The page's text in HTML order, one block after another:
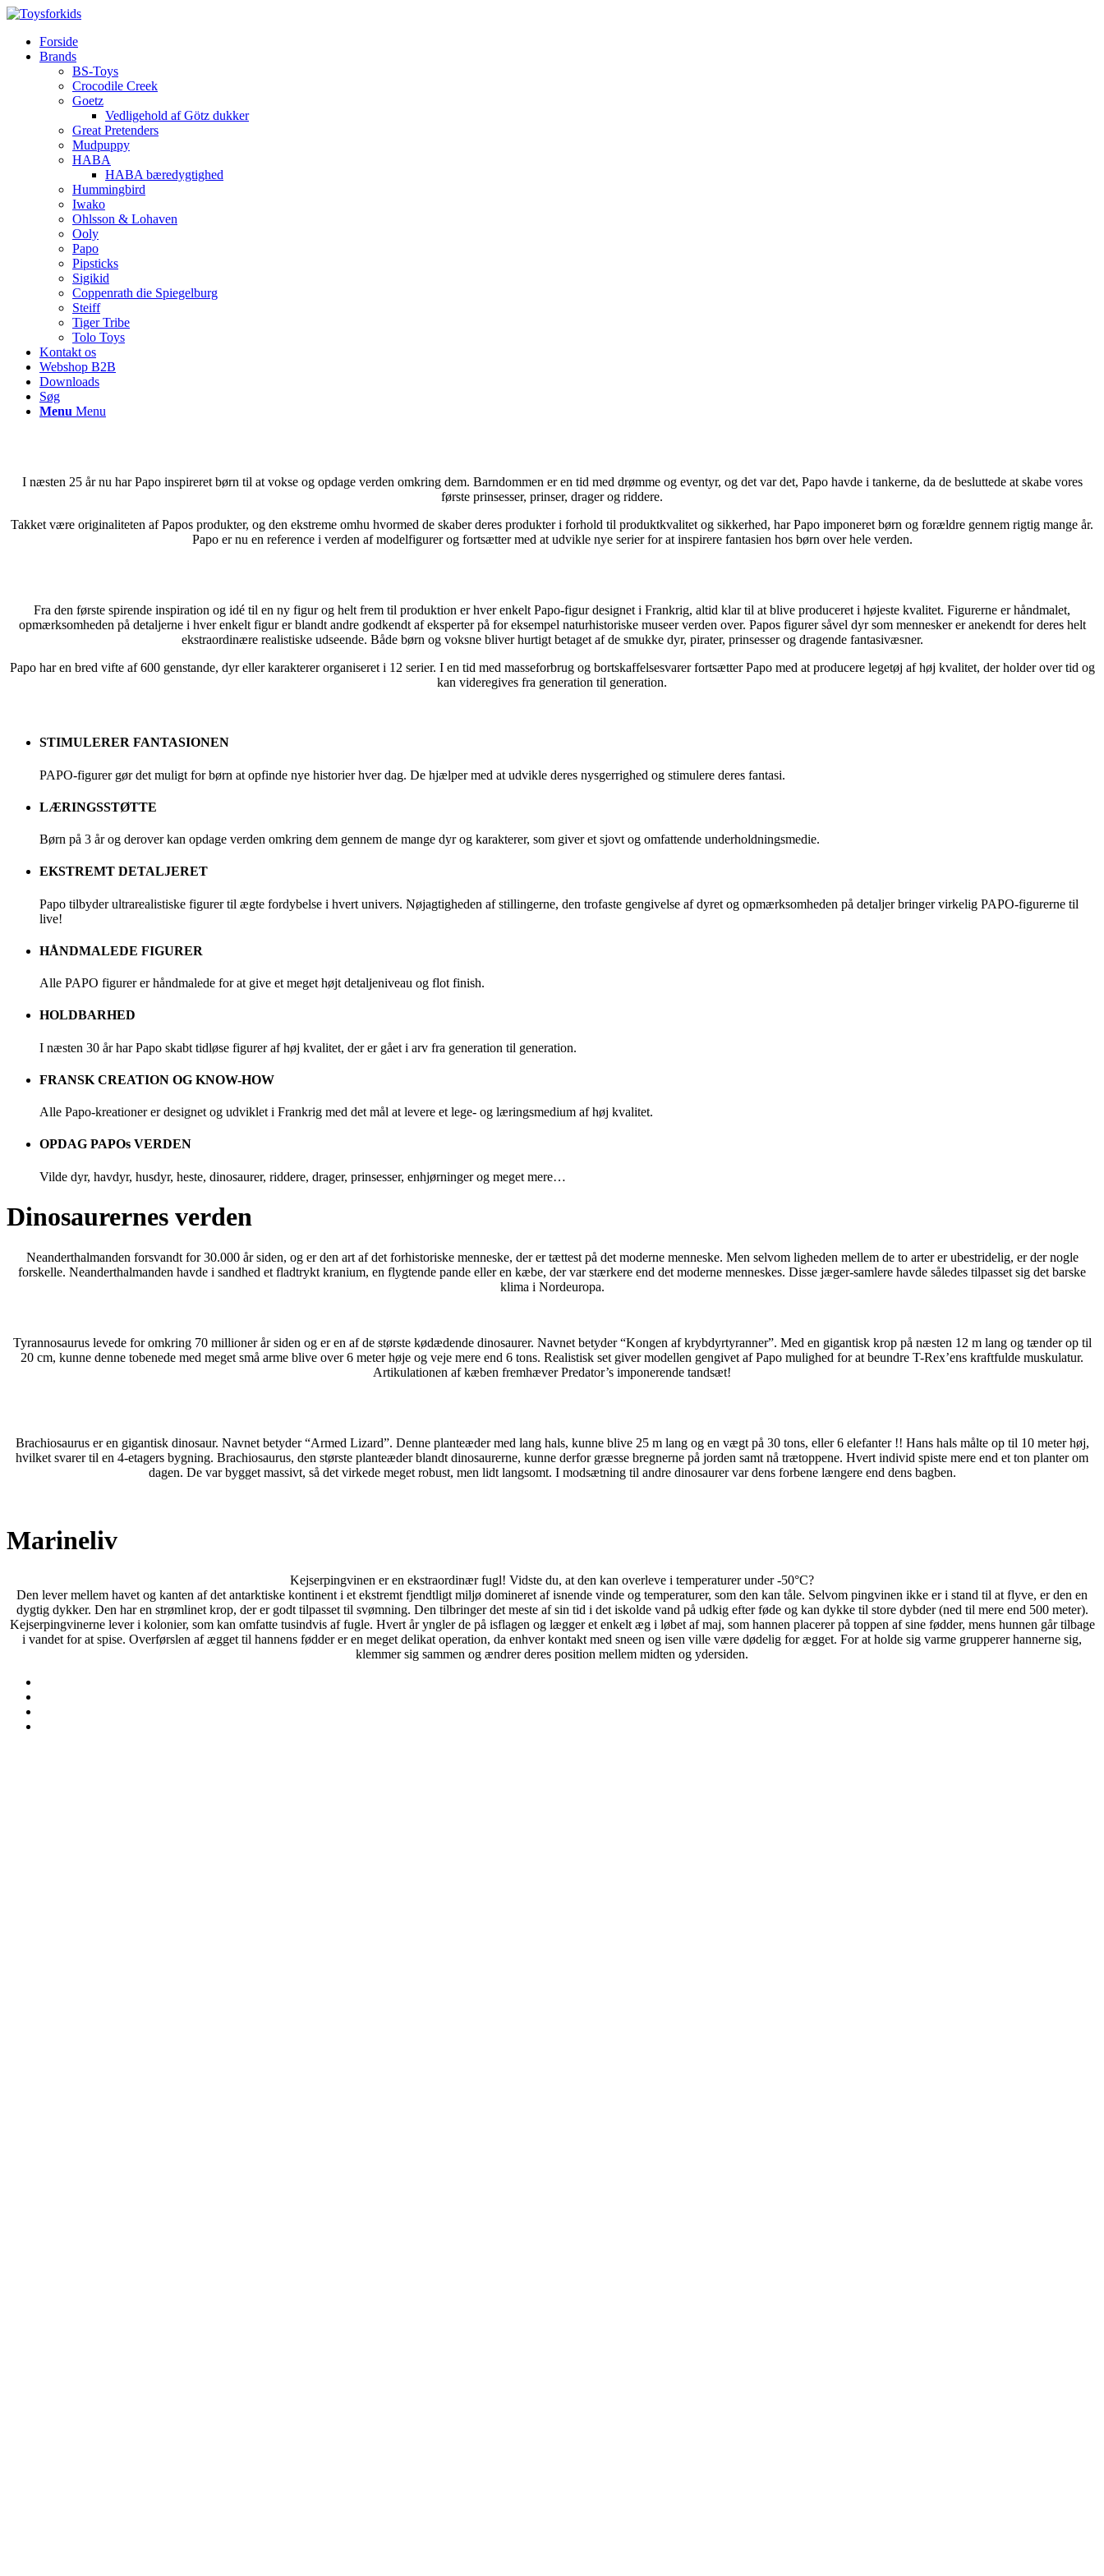
Forside
Brands
BS-Toys
Crocodile Creek
Goetz
Vedligehold af Götz dukker
Great Pretenders
Mudpuppy
HABA
HABA bæredygtighed
Hummingbird
Iwako
Ohlsson & Lohaven
Ooly
Papo
Pipsticks
Sigikid
Coppenrath die Spiegelburg
Steiff
Tiger Tribe
Tolo Toys
Kontakt os
Webshop B2B
Downloads
Søg
Menu Menu
I næsten 25 år nu har Papo inspireret børn til at vokse og opdage verden omkring dem. Barndommen er en tid med drømme og eventyr, og det var det, Papo havde i tankerne, da de besluttede at skabe vores
første prinsesser, prinser, drager og riddere.
Takket være originaliteten af ​​Papos produkter, og den ekstreme omhu hvormed de skaber deres produkter i forhold til produktkvalitet og sikkerhed, har Papo imponeret børn og forældre gennem rigtig mange år.
Papo er nu en reference i verden af ​​modelfigurer og fortsætter med at udvikle nye serier for at inspirere fantasien hos børn over hele verden.
Fra den første spirende inspiration og idé til en ny figur og helt frem til produktion er hver enkelt Papo-figur designet i Frankrig, altid klar til at blive produceret i højeste kvalitet. Figurerne er håndmalet,
opmærksomheden på detaljerne i hver enkelt figur er blandt andre godkendt af eksperter på for eksempel naturhistoriske museer verden over. Papos figurer såvel dyr som mennesker er anekendt for deres helt
ekstraordinære realistiske udseende. Både børn og voksne bliver hurtigt betaget af de smukke dyr, pirater, prinsesser og dragende fantasivæsner.
Papo har en bred vifte af 600 genstande, dyr eller karakterer organiseret i 12 serier. I en tid med masseforbrug og bortskaffelsesvarer fortsætter Papo med at producere legetøj af høj kvalitet, der holder over tid og
kan videregives fra generation til generation.
STIMULERER FANTASIONEN
PAPO-figurer gør det muligt for børn at opfinde nye historier hver dag. De hjælper med at udvikle deres nysgerrighed og stimulere deres fantasi.
LÆRINGSSTØTTE
Børn på 3 år og derover kan opdage verden omkring dem gennem de mange dyr og karakterer, som giver et sjovt og omfattende underholdningsmedie.
EKSTREMT DETALJERET
Papo tilbyder ultrarealistiske figurer til ægte fordybelse i hvert univers. Nøjagtigheden af ​​stillingerne, den trofaste gengivelse af dyret og opmærksomheden på detaljer bringer virkelig PAPO-figurerne til
live!
HÅNDMALEDE FIGURER
Alle PAPO figurer er håndmalede for at give et meget højt detaljeniveau og flot finish.
HOLDBARHED
I næsten 30 år har Papo skabt tidløse figurer af høj kvalitet, der er gået i arv fra generation til generation.
FRANSK CREATION OG KNOW-HOW
Alle Papo-kreationer er designet og udviklet i Frankrig med det mål at levere et lege- og læringsmedium af høj kvalitet.
OPDAG PAPOs VERDEN
Vilde dyr, havdyr, husdyr, heste, dinosaurer, riddere, drager, prinsesser, enhjørninger og meget mere…
Dinosaurernes verden
Neanderthalmanden forsvandt for 30.000 år siden, og er den art af det forhistoriske menneske, der er tættest på det moderne menneske. Men selvom ligheden mellem de to arter er ubestridelig, er der nogle
forskelle. Neanderthalmanden havde i sandhed et fladtrykt kranium, en flygtende pande eller en kæbe, der var stærkere end det moderne menneskes. Disse jæger-samlere havde således tilpasset sig det barske
klima i Nordeuropa.
Tyrannosaurus levede for omkring 70 millioner år siden og er en af ​​de største kødædende dinosaurer. Navnet betyder “Kongen af ​​krybdyrtyranner”. Med en gigantisk krop på næsten 12 m lang og tænder op til
20 cm, kunne denne tobenede med meget små arme blive over 6 meter høje og veje mere end 6 tons. Realistisk set giver modellen gengivet af Papo mulighed for at beundre T-Rex’ens kraftfulde muskulatur.
Artikulationen af ​​kæben fremhæver Predator’s imponerende tandsæt!
Brachiosaurus er en gigantisk dinosaur. Navnet betyder “Armed Lizard”. Denne planteæder med lang hals, kunne blive 25 m lang og en vægt på 30 tons, eller 6 elefanter !! Hans hals målte op til 10 meter høj,
hvilket svarer til en 4-etagers bygning. Brachiosaurus, den største planteæder blandt dinosaurerne, kunne derfor græsse bregnerne på jorden samt nå trætoppene. Hvert individ spiste mere end et ton planter om
dagen. De var bygget massivt, så det virkede meget robust, men lidt langsomt. I modsætning til andre dinosaurer var dens forbene længere end dens bagben.
Marineliv
Kejserpingvinen er en ekstraordinær fugl! Vidste du, at den kan overleve i temperaturer under -50°C?
Den lever mellem havet og kanten af ​​det antarktiske kontinent i et ekstremt fjendtligt miljø domineret af isnende vinde og temperaturer, som den kan tåle. Selvom pingvinen ikke er i stand til at flyve, er den en
dygtig dykker. Den har en strømlinet krop, der er godt tilpasset til svømning. Den tilbringer det meste af sin tid i det iskolde vand på udkig efter føde og kan dykke til store dybder (ned til mere end 500 meter).
Kejserpingvinerne lever i kolonier, som kan omfatte tusindvis af fugle. Hvert år yngler de på isflagen og lægger et enkelt æg i løbet af maj, som hannen placerer på toppen af ​​sine fødder, mens hunnen går tilbage
i vandet for at spise. Overførslen af ​​ægget til hannens fødder er en meget delikat operation, da enhver kontakt med sneen og isen ville være dødelig for ægget. For at holde sig varme grupperer hannerne sig,
klemmer sig sammen og ændrer deres position mellem midten og ydersiden.